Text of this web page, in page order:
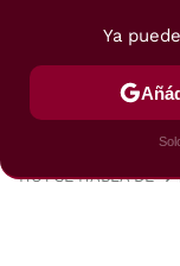
POSTRES
HOY SE HABLA DE
Ya